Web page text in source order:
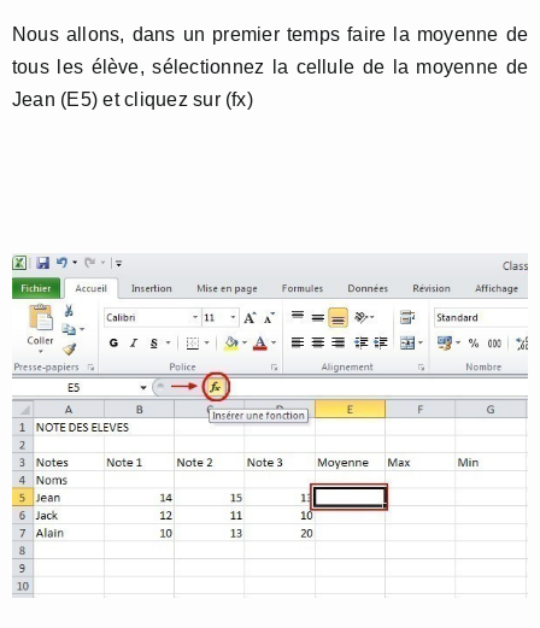
Nous allons, dans un premier temps faire la moyenne de
tous les élève, sélectionnez la cellule de la moyenne de
Jean (E5) et cliquez sur (fx)